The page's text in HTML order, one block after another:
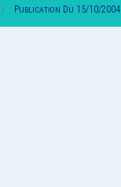
Publication Du 15/10/2004